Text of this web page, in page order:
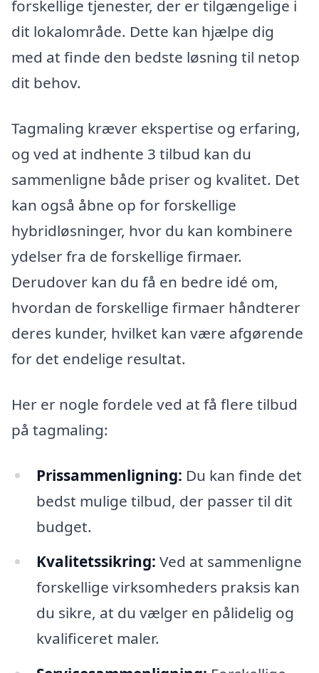
forskellige tjenester, der er tilgængelige i
dit lokalområde. Dette kan hjælpe dig
med at finde den bedste løsning til netop
dit behov.
Tagmaling kræver ekspertise og erfaring,
og ved at indhente 3 tilbud kan du
sammenligne både priser og kvalitet. Det
kan også åbne op for forskellige
hybridløsninger, hvor du kan kombinere
ydelser fra de forskellige firmaer.
Derudover kan du få en bedre idé om,
hvordan de forskellige firmaer håndterer
deres kunder, hvilket kan være afgørende
for det endelige resultat.
Her er nogle fordele ved at få flere tilbud
på tagmaling:
Prissammenligning: Du kan finde det
bedst mulige tilbud, der passer til dit
budget.
Kvalitetssikring: Ved at sammenligne
forskellige virksomheders praksis kan
du sikre, at du vælger en pålidelig og
kvalificeret maler.